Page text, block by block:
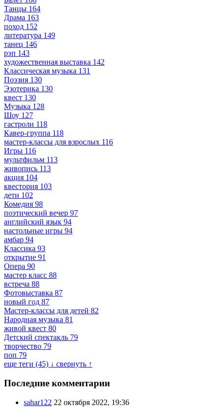
Танцы 164
Драма 163
поход 152
литература 149
танец 146
рэп 143
художественная выставка 142
Классическая музыка 131
Поэзия 130
Эзотерика 130
квест 130
Музыка 128
Шоу 127
гастроли 118
Кавер-группа 118
мастер-классы для взрослых 116
Игры 116
мультфильм 113
живопись 113
акция 104
квестория 103
дети 102
Комедия 98
поэтический вечер 97
английский язык 94
настольные игры 94
амбар 94
Классика 93
открытие 91
Опера 90
мастер класс 88
встреча 88
Фотовыставка 87
новый год 87
Мастер-классы для детей 82
Народная музыка 81
живой квест 80
Детский спектакль 79
творчество 79
поп 79
еще теги (45) ↓ свернуть ↑
Последние комментарии
sahar122 22 октября 2022, 19:36